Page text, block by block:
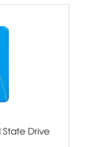
State Drive